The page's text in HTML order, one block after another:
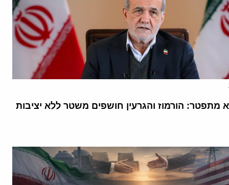
מתפטר: הורמוז והגרעין חושפים משטר ללא יציבות